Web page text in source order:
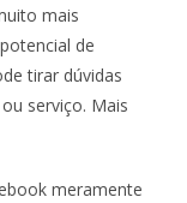
mais
de
tirar dúvidas
serviço. Mais
meramente